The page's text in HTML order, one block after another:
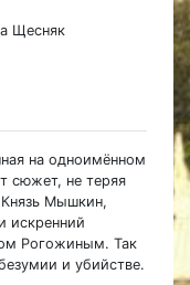
Щесняк
на одноимённом
сюжет, не теряя
Князь Мышкин,
искренний
Рогожиным. Так
и убийстве.